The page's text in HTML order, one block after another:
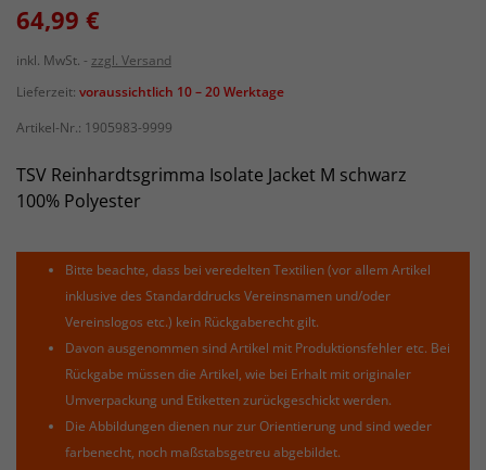
64,99 €
inkl. MwSt.
zzgl. Versand
Lieferzeit: voraussichtlich 10 – 20 Werktage
Artikel-Nr.: 1905983-9999
TSV Reinhardtsgrimma Isolate Jacket M schwarz
100% Polyester
Bitte beachte, dass bei veredelten Textilien (vor allem Artikel
inklusive des Standarddrucks Vereinsnamen und/oder
Vereinslogos etc.) kein Rückgaberecht gilt.
Davon ausgenommen sind Artikel mit Produktionsfehler etc. Bei
Rückgabe müssen die Artikel, wie bei Erhalt mit originaler
Umverpackung und Etiketten zurückgeschickt werden.
Die Abbildungen dienen nur zur Orientierung und sind weder
farbenecht, noch maßstabsgetreu abgebildet.